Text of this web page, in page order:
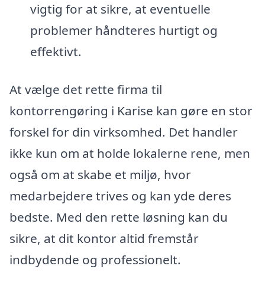
vigtig for at sikre, at eventuelle
problemer håndteres hurtigt og
effektivt.
At vælge det rette firma til
kontorrengøring i Karise kan gøre en stor
forskel for din virksomhed. Det handler
ikke kun om at holde lokalerne rene, men
også om at skabe et miljø, hvor
medarbejdere trives og kan yde deres
bedste. Med den rette løsning kan du
sikre, at dit kontor altid fremstår
indbydende og professionelt.